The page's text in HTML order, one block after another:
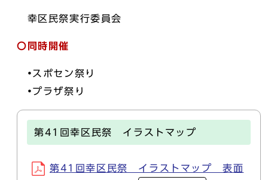
幸区民祭実行委員会
〇同時開催
•スポセン祭り
•プラザ祭り
第41回幸区民祭 イラストマップ
第41回幸区民祭 イラストマップ 表面